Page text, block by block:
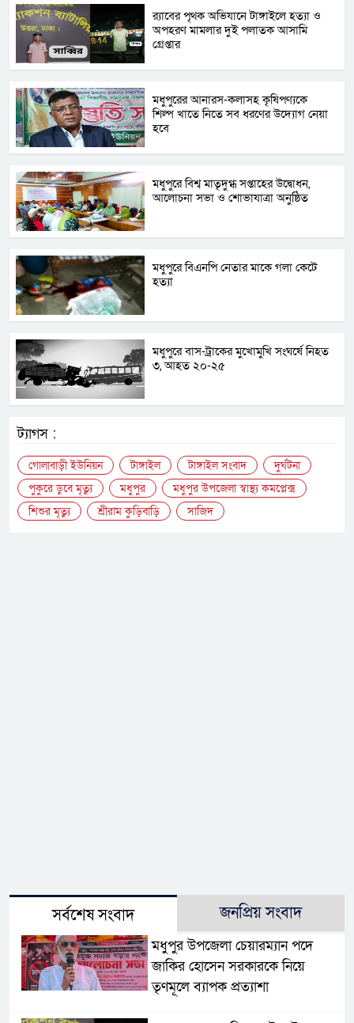
র‌্যাবের পৃথক অভিযানে টাঙ্গাইলে হত্যা ও
অপহরণ মামলার দুই পলাতক আসামি
গ্রেপ্তার
মধুপুরের আনারস-কলাসহ কৃষিপণ্যকে
শিল্প খাতে নিতে সব ধরণের উদ্যোগ নেয়া
হবে
মধুপুরে বিশ্ব মাতৃদুগ্ধ সপ্তাহের উদ্বোধন,
আলোচনা সভা ও শোভাযাত্রা অনুষ্ঠিত
মধুপুরে বিএনপি নেতার মাকে গলা কেটে
হত্যা
মধুপুরে বাস-ট্রাকের মুখোমুখি সংঘর্ষে নিহত
৩, আহত ২০-২৫
ট্যাগস :
গোলাবাড়ী ইউনিয়ন টাঙ্গাইল টাঙ্গাইল সংবাদ
দুর্ঘটনা
পুকুরে ডুবে মৃত্যু
মধুপুর
মধুপুর উপজেলা স্বাস্থ্য কমপ্লেক্স
শিশুর মৃত্যু
শ্রীরাম কুড়িবাড়ি সাজিদ
সর্বশেষ সংবাদ জনপ্রিয় সংবাদ
মধুপুর উপজেলা চেয়ারম্যান পদে
জাকির হোসেন সরকারকে নিয়ে
তৃণমূলে ব্যাপক প্রত্যাশা